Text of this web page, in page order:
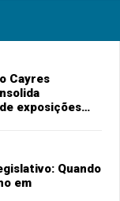
Cayres
exposições
Quando
em